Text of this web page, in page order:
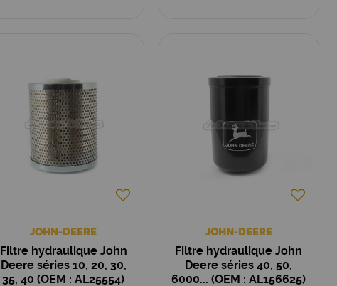
JOHN-DEERE
Filtre hydraulique John
Deere séries 10, 20, 30,
35, 40 (OEM : AL25554)
JOHN-DEERE
Filtre hydraulique John
Deere séries 40, 50,
6000... (OEM : AL156625)